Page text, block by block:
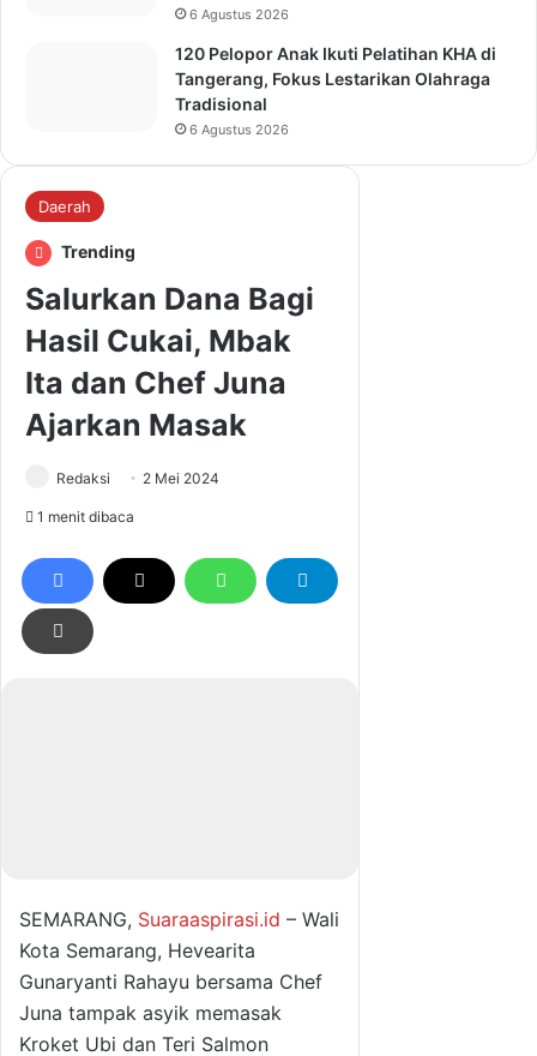
6 Agustus 2026
120 Pelopor Anak Ikuti Pelatihan KHA di
Tangerang, Fokus Lestarikan Olahraga
Tradisional
6 Agustus 2026